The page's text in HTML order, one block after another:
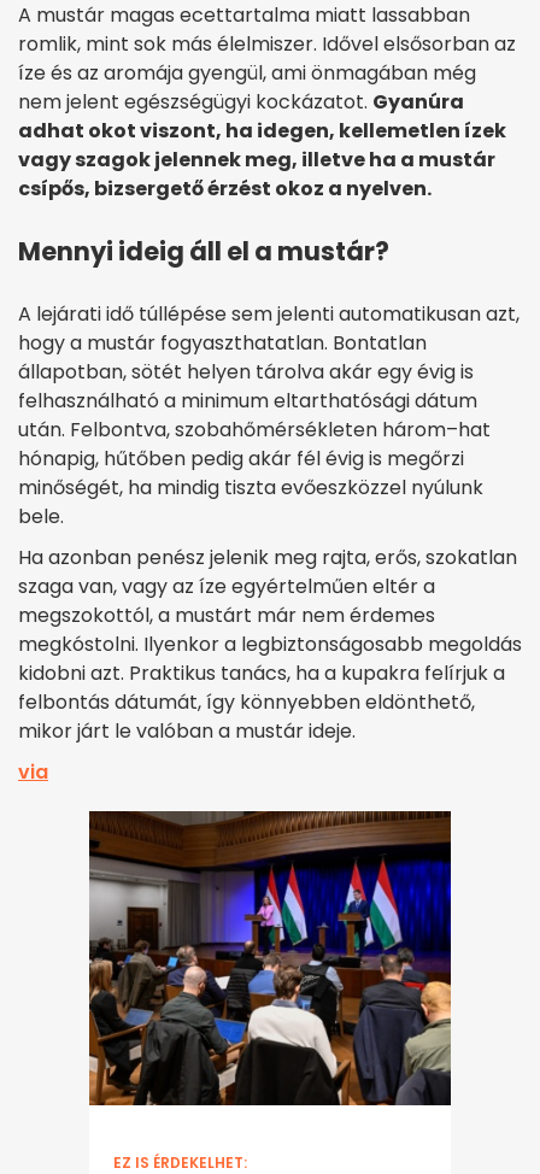
A mustár magas ecettartalma miatt lassabban
romlik, mint sok más élelmiszer. Idővel elsősorban az
íze és az aromája gyengül, ami önmagában még
nem jelent egészségügyi kockázatot. Gyanúra
adhat okot viszont, ha idegen, kellemetlen ízek
vagy szagok jelennek meg, illetve ha a mustár
csípős, bizsergető érzést okoz a nyelven.
Mennyi ideig áll el a mustár?
A lejárati idő túllépése sem jelenti automatikusan azt,
hogy a mustár fogyaszthatatlan. Bontatlan
állapotban, sötét helyen tárolva akár egy évig is
felhasználható a minimum eltarthatósági dátum
után. Felbontva, szobahőmérsékleten három–hat
hónapig, hűtőben pedig akár fél évig is megőrzi
minőségét, ha mindig tiszta evőeszközzel nyúlunk
bele.
Ha azonban penész jelenik meg rajta, erős, szokatlan
szaga van, vagy az íze egyértelműen eltér a
megszokottól, a mustárt már nem érdemes
megkóstolni. Ilyenkor a legbiztonságosabb megoldás
kidobni azt. Praktikus tanács, ha a kupakra felírjuk a
felbontás dátumát, így könnyebben eldönthető,
mikor járt le valóban a mustár ideje.
via
EZ IS ÉRDEKELHET: